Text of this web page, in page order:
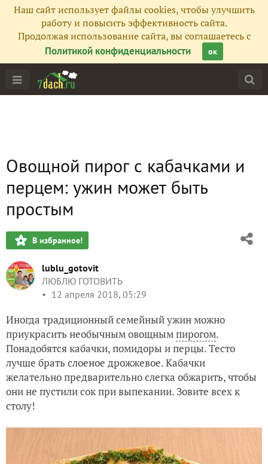
Наш сайт использует файлы cookies, чтобы улучшить
работу и повысить эффективность сайта.
Продолжая использование сайта, вы соглашаетесь с
Политикой конфиденциальности
ок
Овощной пирог с кабачками и
перцем: ужин может быть
простым
В избранное!
lublu_gotovit
ЛЮБЛЮ ГОТОВИТЬ
12 апреля 2018, 05:29
Иногда традиционный семейный ужин можно
приукрасить необычным овощнымпирогом.
Понадобятся кабачки, помидоры и перцы. Тесто
лучше брать слоеное дрожжевое. Кабачки
желательно предварительно слегка обжарить, чтобы
они не пустили сок при выпекании. Зовите всех к
столу!